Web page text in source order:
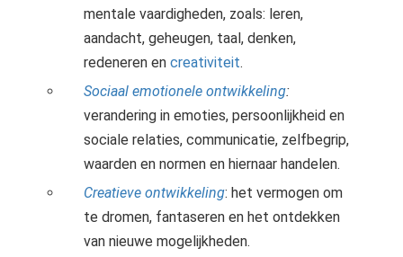
mentale vaardigheden, zoals: leren,
aandacht, geheugen, taal, denken,
redeneren encreativiteit.
Sociaal emotionele ontwikkeling:
verandering in emoties, persoonlijkheid en
sociale relaties, communicatie, zelfbegrip,
waarden en normen en hiernaar handelen.
Creatieve ontwikkeling: het vermogen om
te dromen, fantaseren en het ontdekken
van nieuwe mogelijkheden.